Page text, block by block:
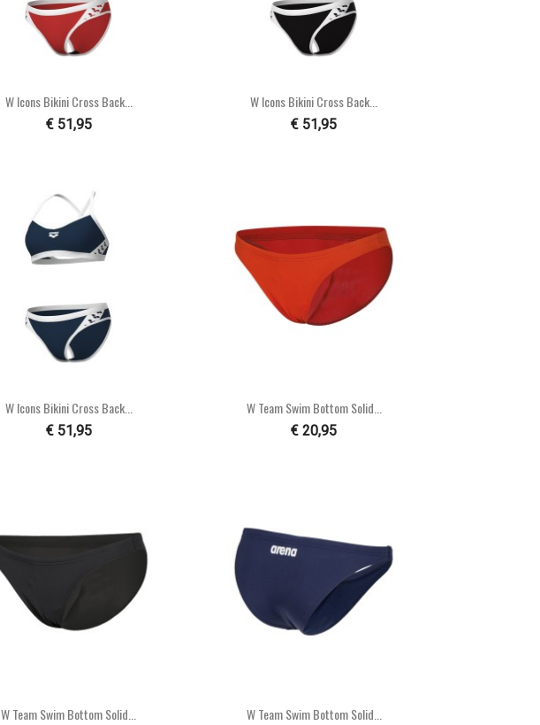
Snel bekijken
W Icons Bikini Cross Back...
€ 51,95
Snel bekijken
W Icons Bikini Cross Back...
€ 51,95
Snel bekijken
W Icons Bikini Cross Back...
€ 51,95
Snel bekijken
W Team Swim Bottom Solid...
€ 20,95
Snel bekijken
W Team Swim Bottom Solid... Snel bekijken
W Team Swim Bottom Solid...